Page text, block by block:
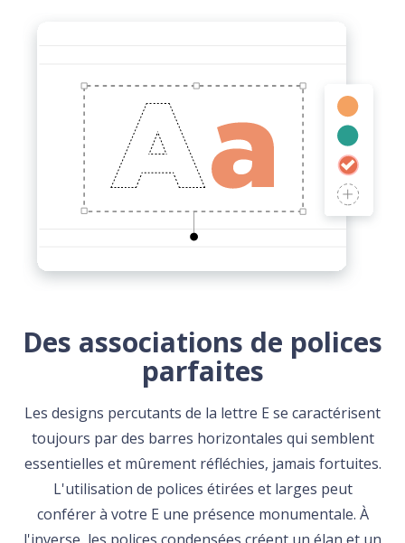
Des associations de polices
parfaites
Les designs percutants de la lettre E se caractérisent
toujours par des barres horizontales qui semblent
essentielles et mûrement réfléchies, jamais fortuites.
L'utilisation de polices étirées et larges peut
conférer à votre E une présence monumentale. À
l'inverse, les polices condensées créent un élan et un